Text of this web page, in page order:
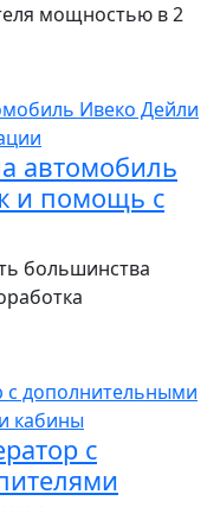
мощностью в 2
автомобиль
и помощь с
большинства
с